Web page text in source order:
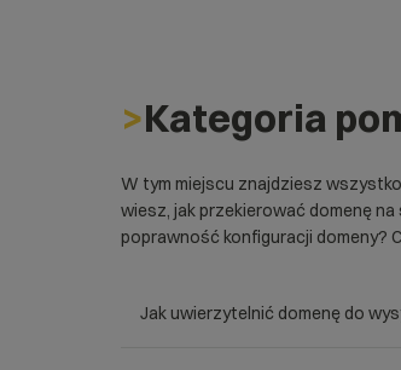
>Kategoria
W tym miejscu znajdziesz
wiesz, jak przekierować domenę
poprawność konfiguracji domeny?
Jak uwierzytelnić domenę do